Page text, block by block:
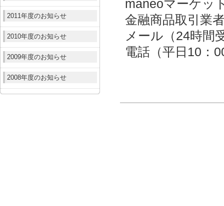
2011年度のお知らせ
2010年度のお知らせ
2009年度のお知らせ
2008年度のお知らせ
maneoマーケッ
金融商品取引業
メール（24時間
電話（平日10：